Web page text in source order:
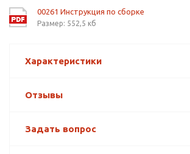
00261 Инструкция по сборке
Размер: 552,5 кб
Характеристики
Отзывы
Задать вопрос